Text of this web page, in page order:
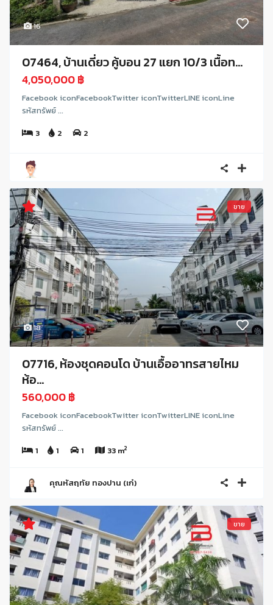
16
07464, บ้านเดี่ยว คู้บอน 27 แยก 10/3 เนื้อท...
4,050,000 ฿
Facebook iconFacebookTwitter iconTwitterLINE iconLine
รหัสทรัพย์ ...
3
2 2
18
ขาย
07716, ห้องชุดคอนโด บ้านเอื้ออาทรสายไหม
ห้อ...
560,000 ฿
Facebook iconFacebookTwitter iconTwitterLINE iconLine
รหัสทรัพย์ ...
1
1 1 33 m2
คุณหัสฤทัย ทองปาน (เก๋)
ขาย